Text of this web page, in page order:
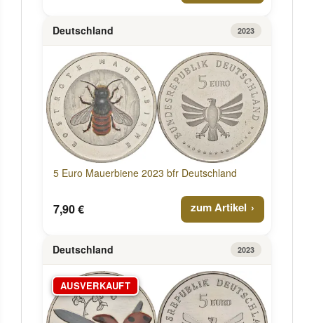
Deutschland 2023
5 Euro Mauerbiene 2023 bfr Deutschland
7,90 € zum Artikel
Deutschland 2023
AUSVERKAUFT